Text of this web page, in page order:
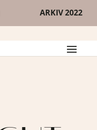
ARKIV 2022